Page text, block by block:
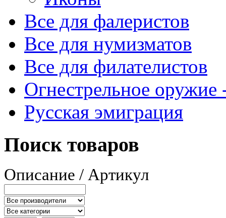
Все для фалеристов
Все для нумизматов
Все для филателистов
Огнестрельное оружие
Русская эмиграция
Поиск товаров
Описание / Артикул